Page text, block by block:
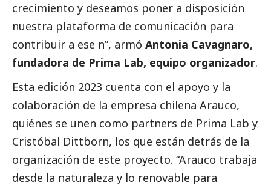
crecimiento y deseamos poner a disposición
nuestra plataforma de comunicación para
contribuir a ese n”, armó Antonia Cavagnaro,
fundadora de Prima Lab, equipo organizador.
Esta edición 2023 cuenta con el apoyo y la
colaboración de la empresa chilena Arauco,
quiénes se unen como partners de Prima Lab y
Cristóbal Dittborn, los que están detrás de la
organización de este proyecto. “Arauco trabaja
desde la naturaleza y lo renovable para